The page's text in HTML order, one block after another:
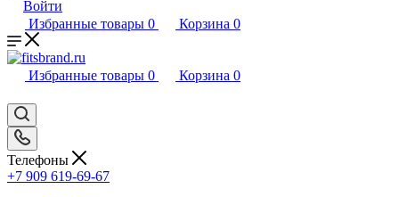
Войти
Избранные товары 0 Корзина 0
Избранные товары 0 Корзина 0
Телефоны
+7 909 619-69-67